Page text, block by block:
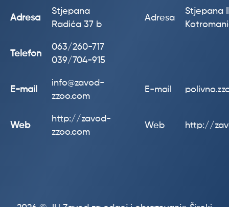
Adresa
Stjepana
Radića 37 b
Adresa
Stjepana
Telefon
063/260-717
039/704-915
E-mail
info@zavod-
zzoo.com
E-mail
Web
http://zavod-
zzoo.com
Web http://